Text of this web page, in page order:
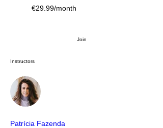
€29.99/month
Join
Instructors
Patrícia Fazenda